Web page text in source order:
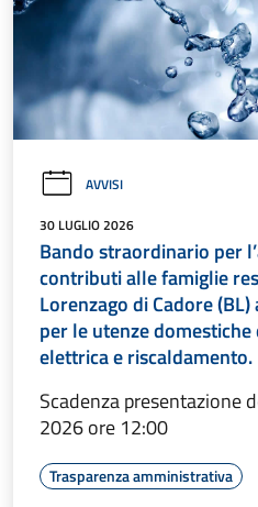
AVVISI
30 LUGLIO 2026
Bando straordinario per
contributi alle famiglie
Lorenzago di Cadore
per le utenze domestiche
elettrica e riscaldamento.
Scadenza presentazione
2026 ore 12:00
Trasparenza amministrativa